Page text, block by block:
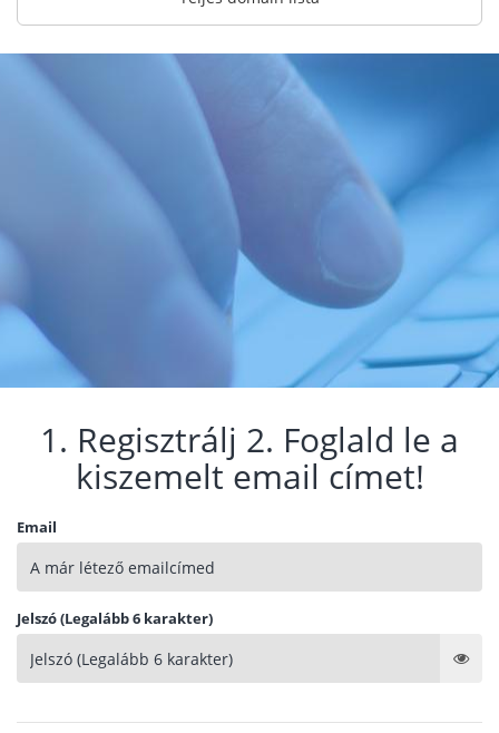
1. Regisztrálj 2. Foglald le a
kiszemelt email címet!
Email
Jelszó (Legalább 6 karakter)